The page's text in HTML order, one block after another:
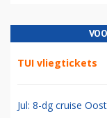
TUI vliegtickets
Jul: 8-dg cruise